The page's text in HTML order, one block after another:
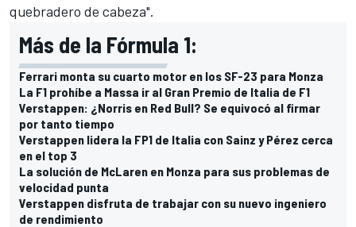
quebradero de cabeza".
Más de la Fórmula 1:
Ferrari monta su cuarto motor en los SF-23 para Monza
La F1 prohíbe a Massa ir al Gran Premio de Italia de F1
Verstappen: ¿Norris en Red Bull? Se equivocó al firmar
por tanto tiempo
Verstappen lidera la FP1 de Italia con Sainz y Pérez cerca
en el top 3
La solución de McLaren en Monza para sus problemas de
velocidad punta
Verstappen disfruta de trabajar con su nuevo ingeniero
de rendimiento